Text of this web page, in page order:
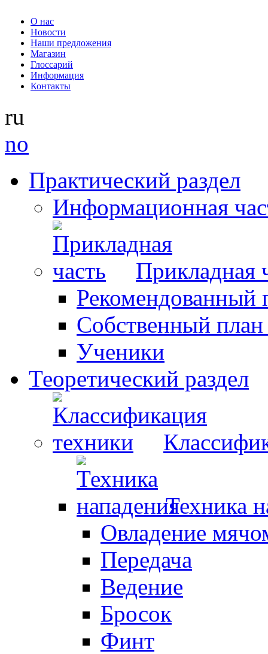
О нас
Новости
Наши предложения
Магазин
Глоссарий
Информация
Контакты
ru
no
Практический раздел
Информационная
Прикладная
Рекомендованный
Собственный
Ученики
Теоретический раздел
Техника
Овладение
Передача
Ведение
Бросок
Финт